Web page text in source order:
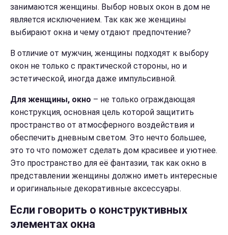
занимаются женщины. Выбор новых окон в дом не
является исключением. Так как же женщины
выбирают окна и чему отдают предпочтение?
В отличие от мужчин, женщины подходят к выбору
окон не только с практической стороны, но и
эстетической, иногда даже импульсивной.
Для женщины, окно – не только ограждающая
конструкция, основная цель которой защитить
пространство от атмосферного воздействия и
обеспечить дневным светом. Это нечто большее,
это то что поможет сделать дом красивее и уютнее.
Это пространство для её фантазии, так как окно в
представлении женщины должно иметь интересные
и оригинальные декоративные аксессуары.
Если говорить о конструктивных
элементах окна